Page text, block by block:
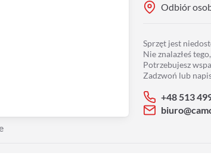
Odbiór
Sprzęt jest
Nie znalazłeś
Potrzebujesz
Zadzwoń lub
+48 513